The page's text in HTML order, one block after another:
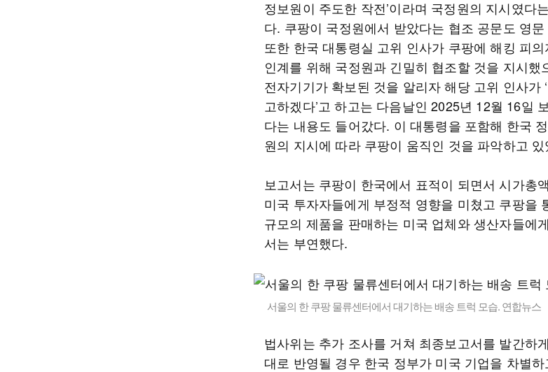
정보원이 주도한 작전’이라며 국정원의 지시였다
다. 쿠팡이 국정원에서 받았다는 협조 공문도 영
또한 한국 대통령실 고위 인사가 쿠팡에 해킹 피
인계를 위해 국정원과 긴밀히 협조할 것을 지시했
전자기기가 확보된 것을 알리자 해당 고위 인사가
고하겠다’고 하고는 다음날인 2025년 12월 16일
다는 내용도 들어갔다. 이 대통령을 포함해 한국
원의 지시에 따라 쿠팡이 움직인 것을 파악하고
보고서는 쿠팡이 한국에서 표적이 되면서 시가총
미국 투자자들에게 부정적 영향을 미쳤고 쿠팡을
규모의 제품을 판매하는 미국 업체와 생산자들에
서는 부연했다.
서울의 한 쿠팡 물류센터에서 대기하는 배송 트럭 모습. 연합뉴스
법사위는 추가 조사를 거쳐 최종보고서를 발간하
대로 반영될 경우 한국 정부가 미국 기업을 차별